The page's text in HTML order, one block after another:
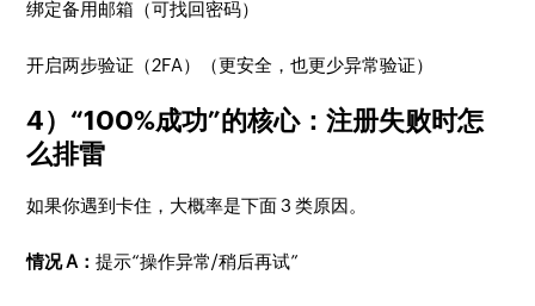
绑定备用邮箱（可找回密码）
开启两步验证（2FA）（更安全，也更少异常验证）
4）“100%成功”的核心：注册失败时怎
么排雷
如果你遇到卡住，大概率是下面 3 类原因。
情况 A：提示“操作异常/稍后再试”